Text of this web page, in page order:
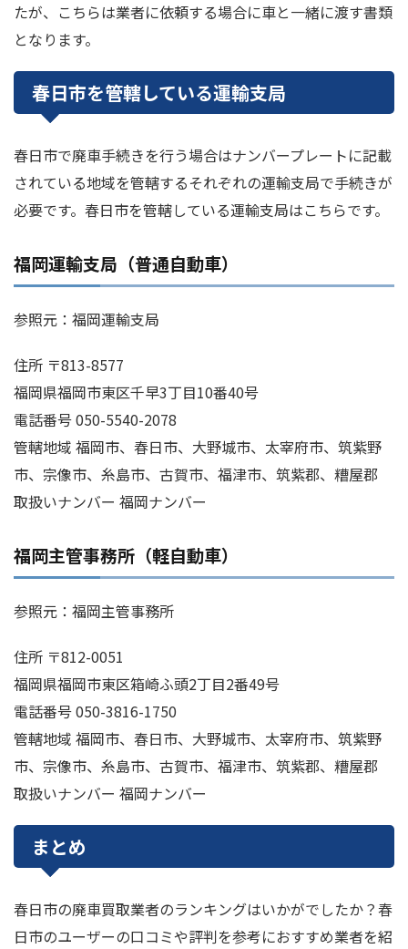
たが、こちらは業者に依頼する場合に車と一緒に渡す書類
となります。
春日市を管轄している運輸支局
春日市で廃車手続きを行う場合はナンバープレートに記載
されている地域を管轄するそれぞれの運輸支局で手続きが
必要です。春日市を管轄している運輸支局はこちらです。
福岡運輸支局（普通自動車）
参照元：福岡運輸支局
住所 〒813-8577
福岡県福岡市東区千早3丁目10番40号
電話番号 050-5540-2078
管轄地域 福岡市、春日市、大野城市、太宰府市、筑紫野
市、宗像市、糸島市、古賀市、福津市、筑紫郡、糟屋郡
取扱いナンバー 福岡ナンバー
福岡主管事務所（軽自動車）
参照元：福岡主管事務所
住所 〒812-0051
福岡県福岡市東区箱崎ふ頭2丁目2番49号
電話番号 050-3816-1750
管轄地域 福岡市、春日市、大野城市、太宰府市、筑紫野
市、宗像市、糸島市、古賀市、福津市、筑紫郡、糟屋郡
取扱いナンバー 福岡ナンバー
まとめ
春日市の廃車買取業者のランキングはいかがでしたか？春
日市のユーザーの口コミや評判を参考におすすめ業者を紹